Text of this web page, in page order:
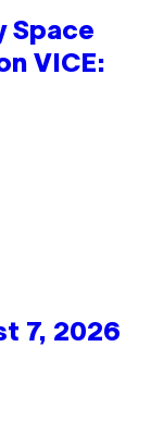
Space
VICE:
7, 2026